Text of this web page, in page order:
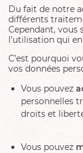
Du fait de notre
différents
Cependant, vous
l’utilisation qui
C’est pourquoi
vos données
Vous pouvez
personnelles
droits et
Vous pouvez